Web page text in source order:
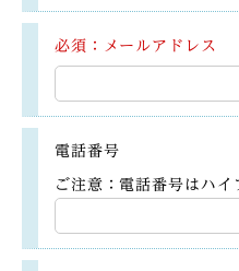
必須：メールアドレス
電話番号
ご注意：電話番号はハイ